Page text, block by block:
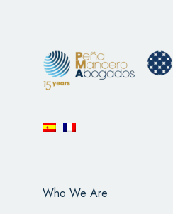
Who We Are